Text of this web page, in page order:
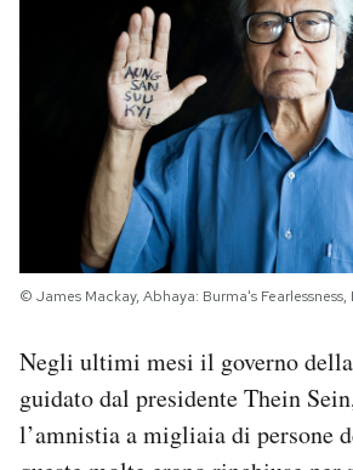
PODCAST
NEWSLETTER
I MIEI PREFERITI
CALENDARIO
© James Mackay, Abhaya: Burma's
Negli ultimi mesi il governo
guidato dal presidente Thein
l’amnistia a migliaia di persone